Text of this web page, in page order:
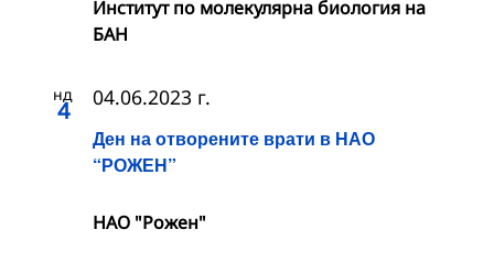
Институт по молекулярна биология на
БАН
нд
4
Ден на отворените врати в НАО
“РОЖЕН”
04.06.2023 г.
НАО "Рожен"